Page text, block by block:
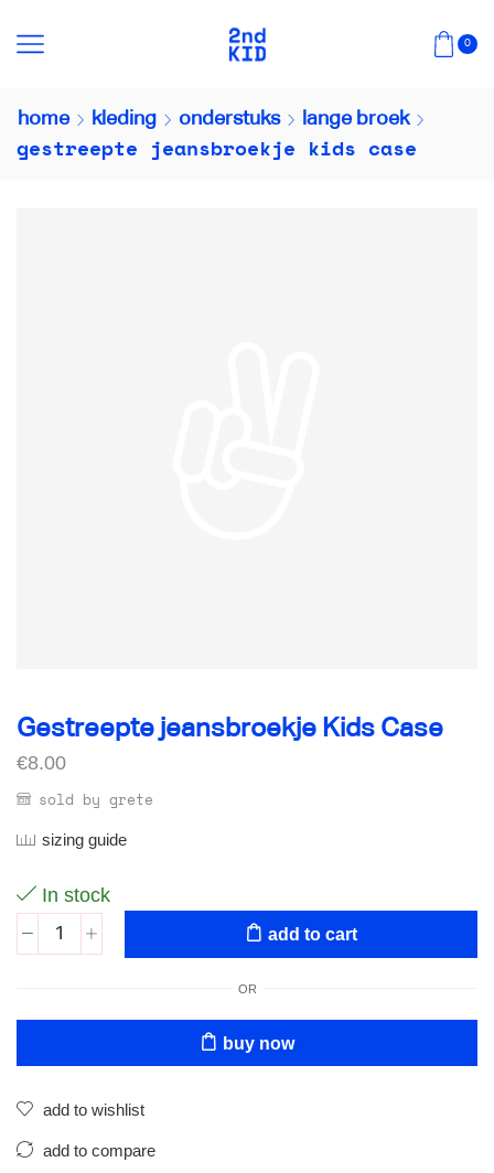
0
home kleding onderstuks lange broek
gestreepte jeansbroekje kids case
Gestreepte jeansbroekje Kids Case
€8.00
sold by grete
sizing guide
In stock
add to cart
OR
buy now
add to wishlist
add to compare